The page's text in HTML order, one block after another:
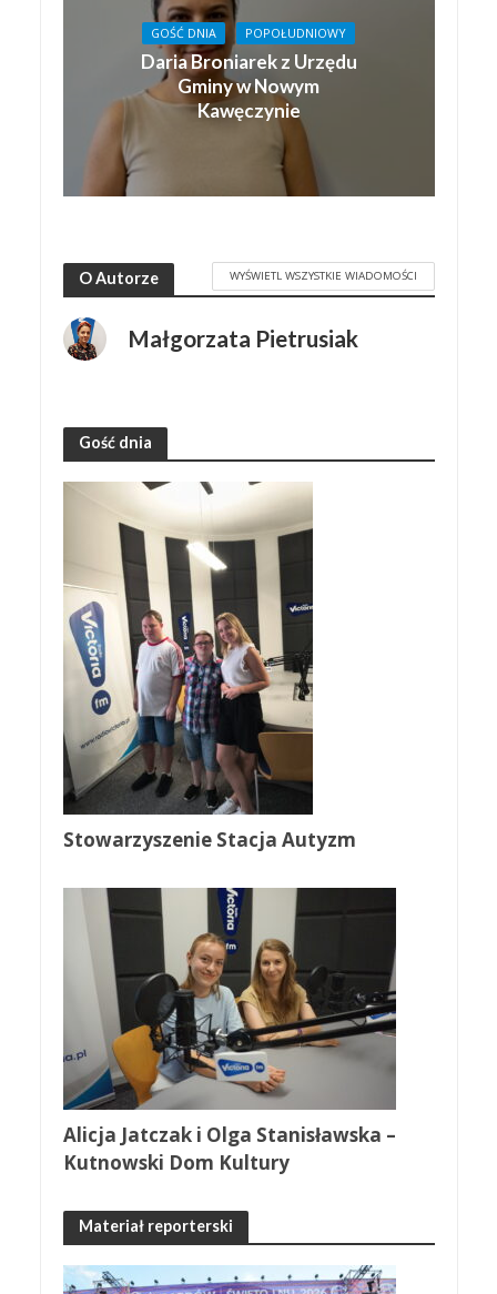
GOŚĆ DNIA POPOŁUDNIOWY
Daria Broniarek z Urzędu
Gminy w Nowym
Kawęczynie
O Autorze WYŚWIETL WSZYSTKIE WIADOMOŚCI
Małgorzata Pietrusiak
Gość dnia
Stowarzyszenie Stacja Autyzm
Alicja Jatczak i Olga Stanisławska –
Kutnowski Dom Kultury
Materiał reporterski